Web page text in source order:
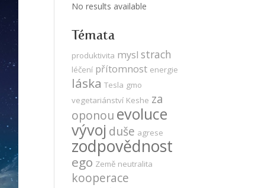
No results available
Témata
produktivita mysl strach
léčení přítomnost energie
láska Tesla gmo
vegetariánství Keshe za
oponou evoluce
vývoj duše agrese
zodpovědnost
ego Země neutralita
kooperace